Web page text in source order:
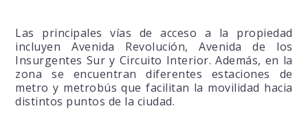
Las principales vías de acceso a la propiedad
incluyen Avenida Revolución, Avenida de los
Insurgentes Sur y Circuito Interior. Además, en la
zona se encuentran diferentes estaciones de
metro y metrobús que facilitan la movilidad hacia
distintos puntos de la ciudad.